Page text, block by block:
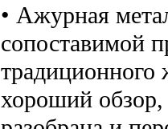
• Ажурная
сопоставимой
традиционного
хороший